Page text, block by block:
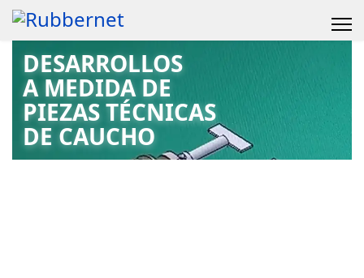
DESARROLLOS
A MEDIDA DE
PIEZAS TÉCNICAS
DE CAUCHO